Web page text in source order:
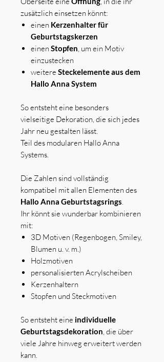
zusätzlich einsetzen könnt:
einen Kerzenhalter für
Geburtstagskerzen
einen Stopfen, um ein Motiv
einzustecken
weitere Steckelemente aus dem
Hallo Anna System
So entsteht eine besonders
vielseitige Dekoration, die sich jedes
Jahr neu gestalten lässt.
Teil des modularen Hallo Anna
Systems.
Die Zahlen sind vollständig
kompatibel mit allen Elementen des
Hallo Anna Geburtstagsrings.
Ihr könnt sie wunderbar kombinieren
mit:
3D Motiven (Regenbogen, Smiley,
Blumen u. v. m.)
Holzmotiven
personalisierten Acrylscheiben
Kerzenhaltern
Stopfen und Steckmotiven
So entsteht eine individuelle
Geburtstagsdekoration, die über
viele Jahre hinweg erweitert werden
kann.